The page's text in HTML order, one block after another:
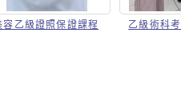
容乙級證照保證課程 乙級術科